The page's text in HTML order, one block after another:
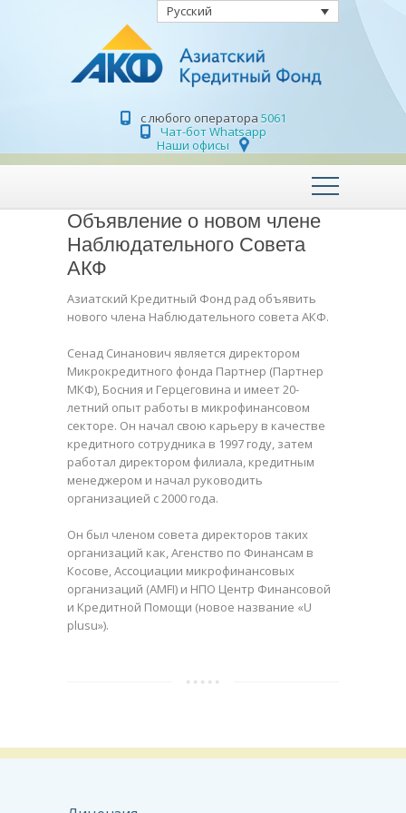
Русский
с любого оператора 5061
Чат-бот Whatsapp
Наши офисы
Объявление о новом члене
Наблюдательного Совета
АКФ
Азиатский Кредитный Фонд рад объявить
нового члена Наблюдательного совета АКФ.
Сенад Синанович является директором
Микрокредитного фонда Партнер (Партнер
МКФ), Босния и Герцеговина и имеет 20-
летний опыт работы в микрофинансовом
секторе. Он начал свою карьеру в качестве
кредитного сотрудника в 1997 году, затем
работал директором филиала, кредитным
менеджером и начал руководить
организацией с 2000 года.
Он был членом совета директоров таких
организаций как, Агенство по Финансам в
Косове, Ассоциации микрофинансовых
организаций (AMFI) и НПО Центр Финансовой
и Кредитной Помощи (новое название «U
plusu»).